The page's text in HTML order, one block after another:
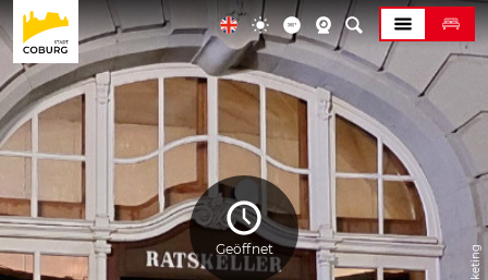
Geöffnet